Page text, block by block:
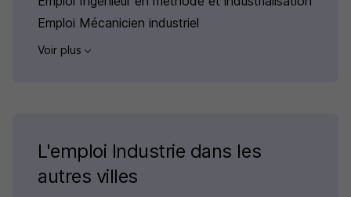
Emploi Mécanicien industriel
Voir plus
L'emploi Industrie dans les
autres villes